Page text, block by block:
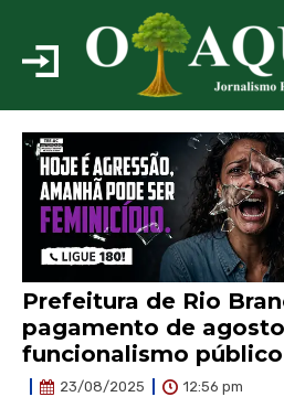
Prefeitura de Rio
pagamento de
funcionalismo público
23/08/2025 12:56 pm